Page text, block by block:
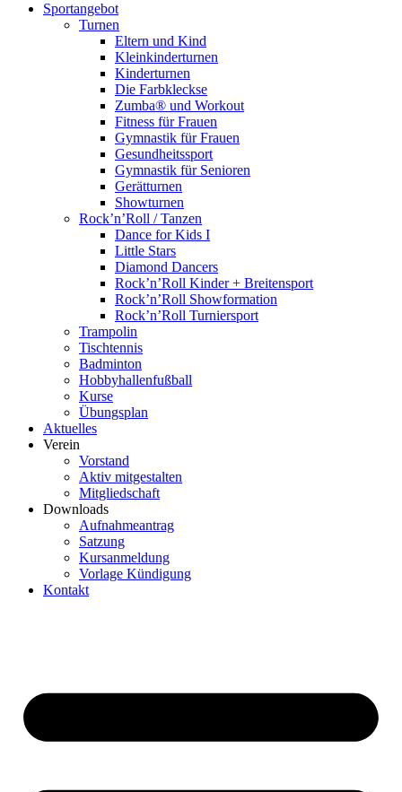
Sportangebot
Turnen
Eltern und Kind
Kleinkinderturnen
Kinderturnen
Die Farbkleckse
Zumba® und Workout
Fitness für Frauen
Gymnastik für Frauen
Gesundheitssport
Gymnastik für Senioren
Gerätturnen
Showturnen
Rock’n’Roll / Tanzen
Dance for Kids I
Little Stars
Diamond Dancers
Rock’n’Roll Kinder + Breitensport
Rock’n’Roll Showformation
Rock’n’Roll Turniersport
Trampolin
Tischtennis
Badminton
Hobbyhallenfußball
Kurse
Übungsplan
Aktuelles
Verein
Vorstand
Aktiv mitgestalten
Mitgliedschaft
Downloads
Aufnahmeantrag
Satzung
Kursanmeldung
Vorlage Kündigung
Kontakt